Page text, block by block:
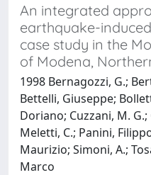
An integrated
earthquake-
case study in the
of Modena,
1998 Bernagozzi, G.;
Bettelli, Giuseppe;
Doriano; Cuzzani, M.
Meletti, C.; Panini,
Maurizio; Simoni, A.;
Marco